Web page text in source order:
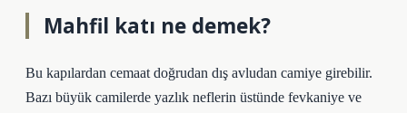
Mahfil katı ne demek?
Bu kapılardan cemaat doğrudan dış avludan camiye girebilir.
Bazı büyük camilerde yazlık neflerin üstünde fevkaniye ve